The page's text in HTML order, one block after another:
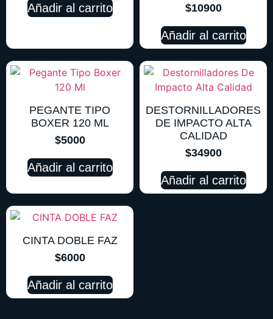
Añadir al carrito
$10900
Añadir al carrito
PEGANTE TIPO
BOXER 120 ML
$5000
Añadir al carrito
DESTORNILLADORES
DE IMPACTO ALTA
CALIDAD
$34900
Añadir al carrito
CINTA DOBLE FAZ
$6000
Añadir al carrito